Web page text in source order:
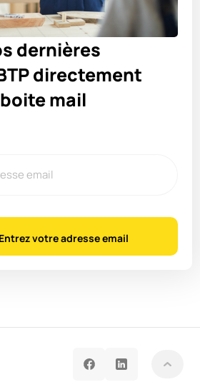
dernières
directement
mail
votre adresse email